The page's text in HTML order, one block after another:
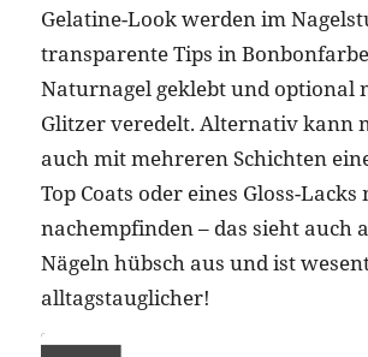
Gelatine-Look werden im
transparente Tips in
Naturnagel geklebt und optional
Glitzer veredelt. Alternativ kann
auch mit mehreren Schichten
Top Coats oder eines Gloss-
nachempfinden – das sieht auch
Nägeln hübsch aus und ist
alltagstauglicher!